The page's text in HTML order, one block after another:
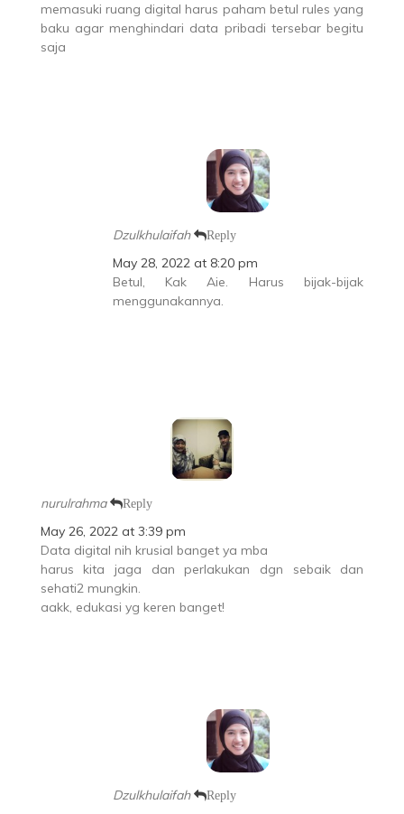
memasuki ruang digital harus paham betul rules yang
baku agar menghindari data pribadi tersebar begitu
saja
Dzulkhulaifah Reply
May 28, 2022 at 8:20 pm
Betul, Kak Aie. Harus bijak-bijak
menggunakannya.
nurulrahma Reply
May 26, 2022 at 3:39 pm
Data digital nih krusial banget ya mba
harus kita jaga dan perlakukan dgn sebaik dan
sehati2 mungkin.
aakk, edukasi yg keren banget!
Dzulkhulaifah Reply